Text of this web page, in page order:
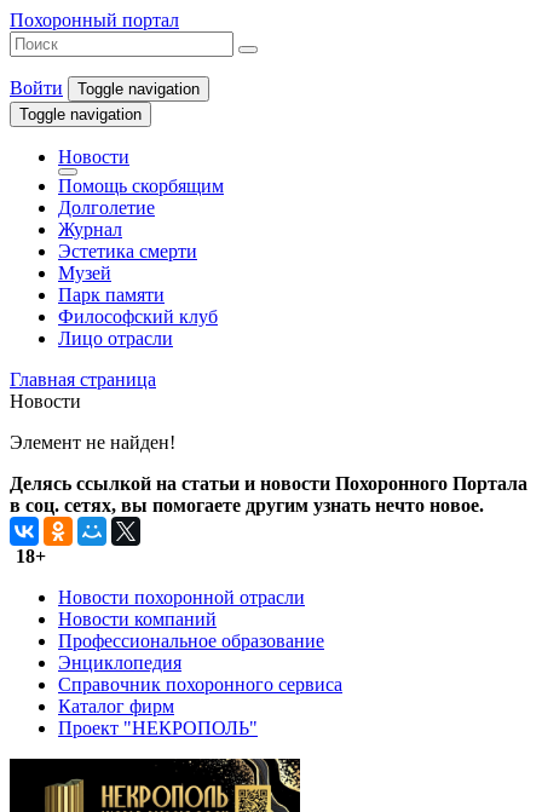
Похоронный портал
Войти
Toggle navigation
Toggle navigation
Новости
Помощь скорбящим
Долголетие
Журнал
Эстетика смерти
Музей
Парк памяти
Философский клуб
Лицо отрасли
Главная страница
Новости
Элемент не найден!
Делясь ссылкой на статьи и новости Похоронного Портала
в соц. сетях, вы помогаете другим узнать нечто новое.
18+
Новости похоронной отрасли
Новости компаний
Профессиональное образование
Энциклопедия
Справочник похоронного сервиса
Каталог фирм
Проект "НЕКРОПОЛЬ"